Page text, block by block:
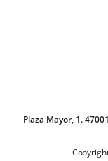
Plaza Mayor, 1.